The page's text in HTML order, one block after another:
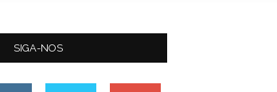
SIGA-NOS